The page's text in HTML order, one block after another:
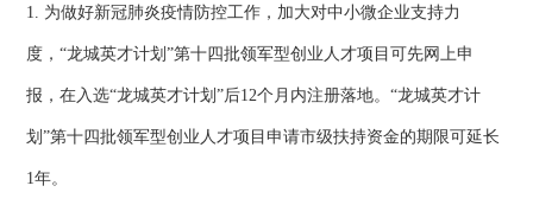
1. 为做好新冠肺炎疫情防控工作，加大对中小微企业支持力
度，“龙城英才计划”第十四批领军型创业人才项目可先网上申
报，在入选“龙城英才计划”后12个月内注册落地。“龙城英才计
划”第十四批领军型创业人才项目申请市级扶持资金的期限可延长
1年。